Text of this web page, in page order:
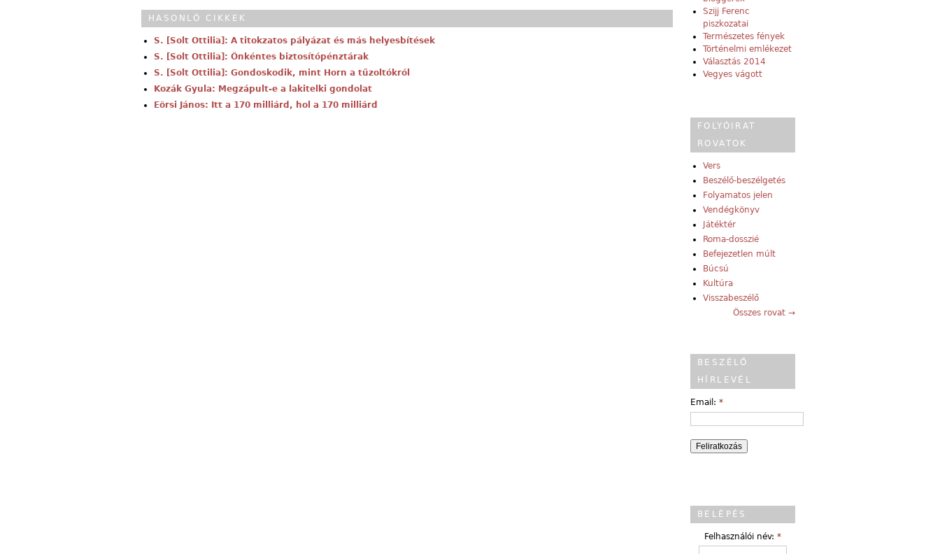
HASONLÓ CIKKEK
S. [Solt Ottilia]: A titokzatos pályázat és más helyesbítések
S. [Solt Ottilia]: Önkéntes biztosítópénztárak
S. [Solt Ottilia]: Gondoskodik, mint Horn a tűzoltókról
Kozák Gyula: Megzápult-e a lakitelki gondolat
Eörsi János: Itt a 170 milliárd, hol a 170 milliárd
Szijj Ferenc
piszkozatai
Természetes fények
Történelmi emlékezet
Választás 2014
Vegyes vágott
FOLYÓIRAT
ROVATOK
Vers
Beszélő-beszélgetés
Folyamatos jelen
Vendégkönyv
Játéktér
Roma-dosszié
Befejezetlen múlt
Búcsú
Kultúra
Visszabeszélő
Összes rovat →
BESZÉLŐ
HÍRLEVÉL
Email: *
BELÉPÉS
Felhasználói név: *